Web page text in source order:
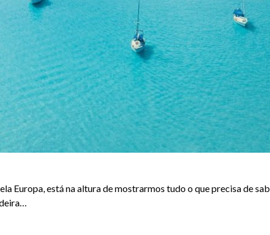
Europa, está na altura de mostrarmos tudo o que precisa de